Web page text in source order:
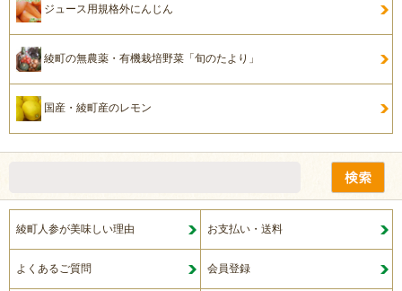
ジュース用規格外にんじん
綾町の無農薬・有機栽培野菜「旬のたより」
国産・綾町産のレモン
綾町人参が美味しい理由 お支払い・送料
よくあるご質問 会員登録